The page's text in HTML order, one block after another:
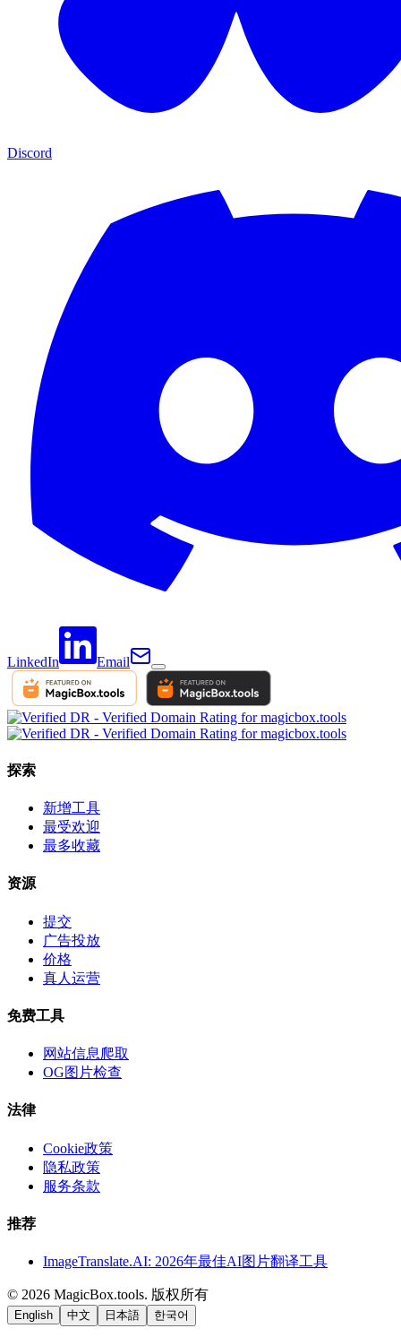
Discord
LinkedIn Email
探索
新增工具
最受欢迎
最多收藏
资源
提交
广告投放
价格
真人运营
免费工具
网站信息爬取
OG图片检查
法律
Cookie政策
隐私政策
服务条款
推荐
ImageTranslate.AI: 2026年最佳AI图片翻译工具
© 2026 MagicBox.tools. 版权所有
English 中文 日本語 한국어